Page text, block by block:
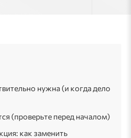
нужна (и когда дело
(проверьте перед началом)
как заменить